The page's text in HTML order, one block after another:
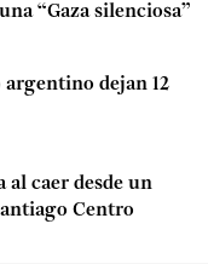
“Gaza silenciosa”
dejan 12
al caer desde un
Centro